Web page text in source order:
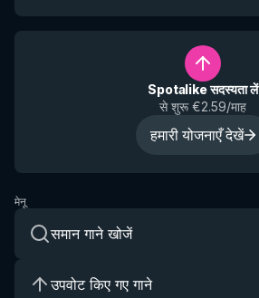
Spotalike सदस्यता लें
से शुरू €2.59/माह
हमारी योजनाएँ देखें
मेनू
समान गाने खोजें
उपवोट किए गए गाने